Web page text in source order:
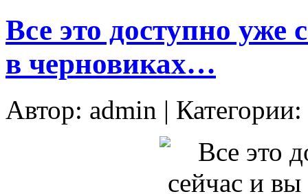
Все это доступно уже
в черновиках…
Автор: admin | Категории: